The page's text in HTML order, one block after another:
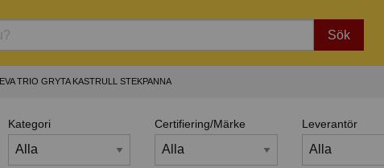
Sök
EVA TRIO GRYTA KASTRULL STEKPANNA
Kategori Certifiering/Märke Leverantör